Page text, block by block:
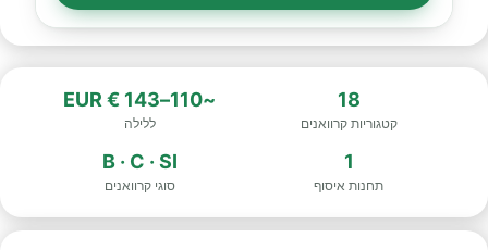
18
קטגוריות קרוואנים
~110–143 € EUR
ללילה
1
תחנות איסוף
B · C · SI
סוגי קרוואנים